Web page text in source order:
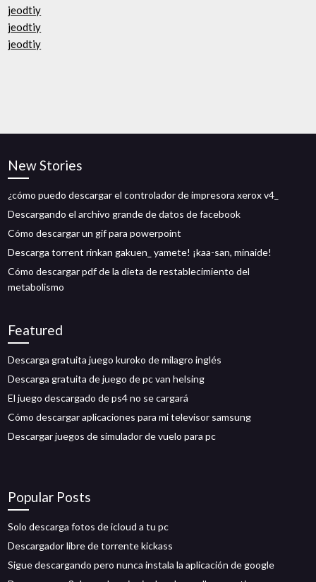
jeodtiy
jeodtiy
jeodtiy
New Stories
¿cómo puedo descargar el controlador de impresora xerox v4_
Descargando el archivo grande de datos de facebook
Cómo descargar un gif para powerpoint
Descarga torrent rinkan gakuen_ yamete! ¡kaa-san, minaide!
Cómo descargar pdf de la dieta de restablecimiento del
metabolismo
Featured
Descarga gratuita juego kuroko de milagro inglés
Descarga gratuita de juego de pc van helsing
El juego descargado de ps4 no se cargará
Cómo descargar aplicaciones para mi televisor samsung
Descargar juegos de simulador de vuelo para pc
Popular Posts
Solo descarga fotos de icloud a tu pc
Descargador libre de torrente kickass
Sigue descargando pero nunca instala la aplicación de google